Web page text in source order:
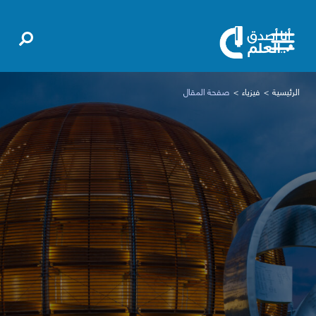
الرئيسية فيزياء صفحة المقال